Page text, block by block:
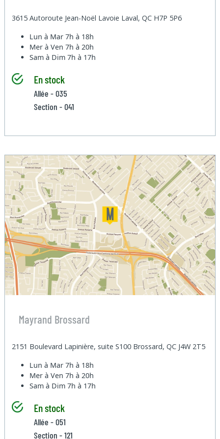
3615 Autoroute Jean-Noël Lavoie Laval, QC H7P 5P6
Lun à Mar7h à 18h
Mer à Ven7h à 20h
Sam à Dim7h à 17h
En stock
Allée - 035
Section - 041
Mayrand Brossard
2151 Boulevard Lapinière, suite S100 Brossard, QC J4W 2T5
Lun à Mar7h à 18h
Mer à Ven7h à 20h
Sam à Dim7h à 17h
En stock
Allée - 051
Section - 121